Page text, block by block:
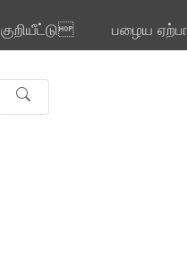
குறியீட்டு பழைய